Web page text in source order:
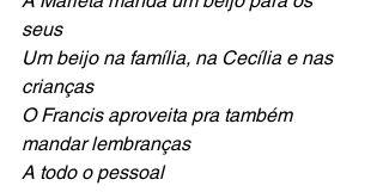
seus
Um beijo na família, na Cecília e nas
crianças
O Francis aproveita pra também
mandar lembranças
A todo o pessoal